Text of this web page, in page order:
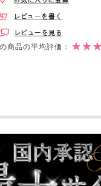
商品の平均評価：